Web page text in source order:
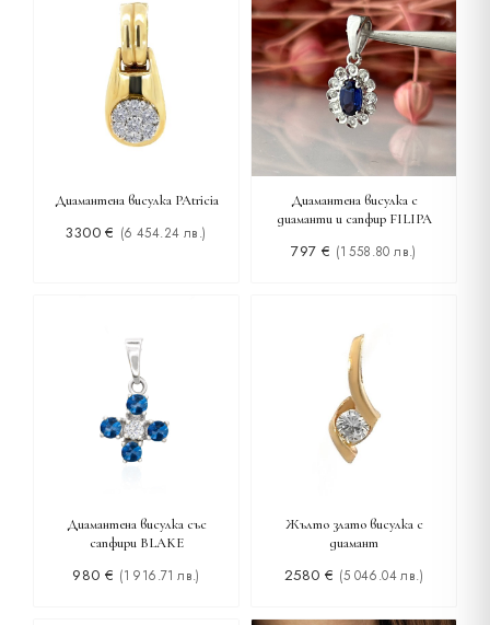
Диамантена висулка PAtricia
3300€ (6 454.24 лв.)
Диамантена висулка с
диаманти и сапфир FILIPA
797 € (1 558.80 лв.)
Диамантена висулка със
сапфири BLAKE
980 € (1 916.71 лв.)
Жълто злато висулка с
диамант
2580 € (5 046.04 лв.)